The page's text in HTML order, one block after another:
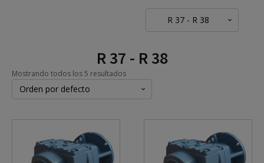
R 37 - R 38
R 37 - R 38
Mostrando todos los 5 resultados